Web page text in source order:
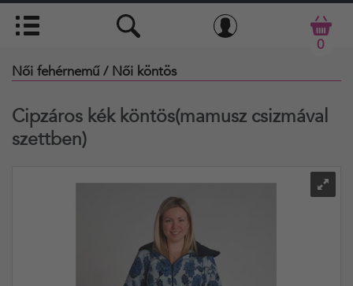
0
Női fehérnemű / Női köntös
Cipzáros kék köntös(mamusz csizmával
szettben)